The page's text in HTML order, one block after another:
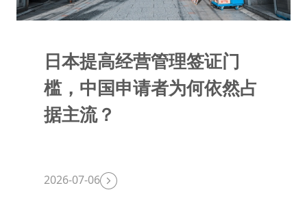
日本提高经营管理签证门
槛，中国申请者为何依然占
据主流？
2026-07-06